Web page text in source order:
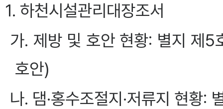
1. 하천시설관리대장조서
가. 제방 및 호안 현황: 별지 제5
호안)
나. 댐·홍수조절지·저류지 현황: